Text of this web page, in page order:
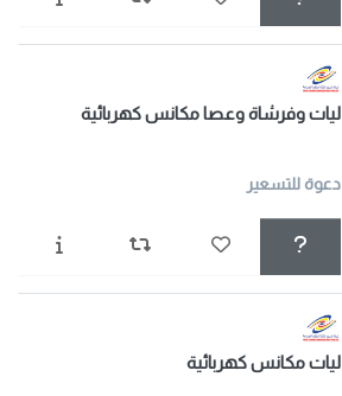
ليات وفرشاة وعصا مكانس كهربائية
دعوة للتسعير
ليات مكانس كهربائية